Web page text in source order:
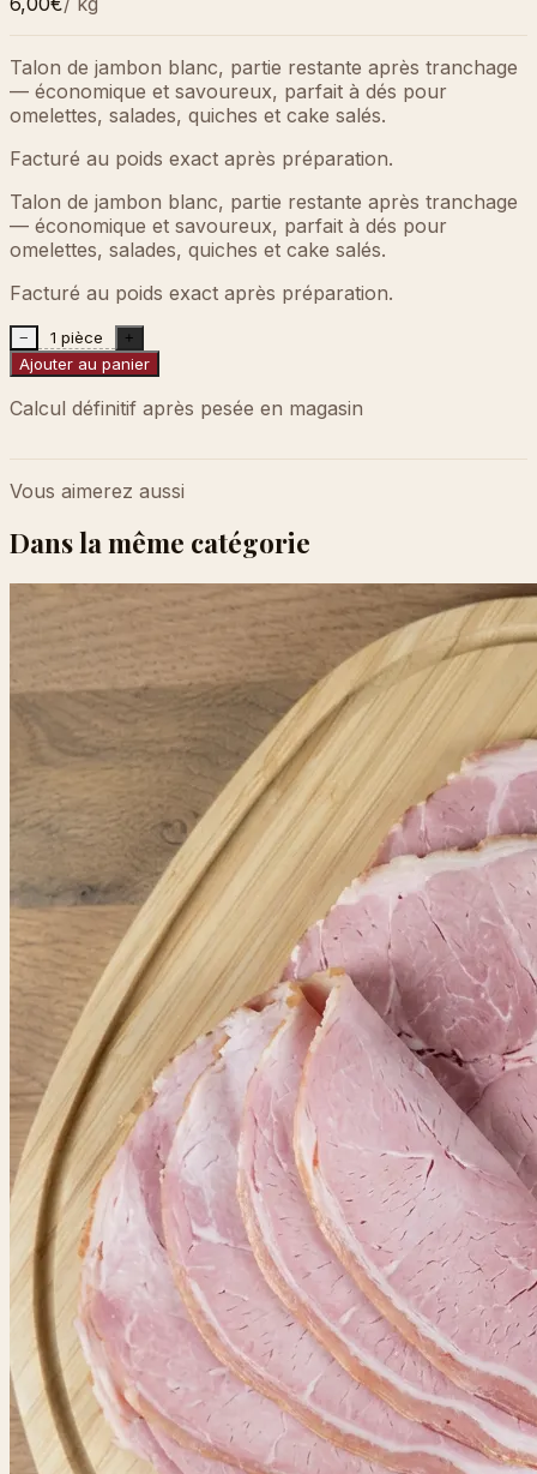
Talon de jambon blanc, partie restante après tranchage
— économique et savoureux, parfait à dés pour
omelettes, salades, quiches et cake salés.
Facturé au poids exact après préparation.
Talon de jambon blanc, partie restante après tranchage
— économique et savoureux, parfait à dés pour
omelettes, salades, quiches et cake salés.
Facturé au poids exact après préparation.
− 1 pièce +
Ajouter au panier
Calcul définitif après pesée en magasin
Vous aimerez aussi
Dans la même catégorie